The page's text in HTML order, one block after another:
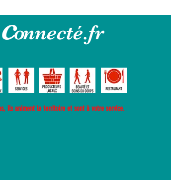
connecté.fr
ils animent le territoire et sont à votre service.